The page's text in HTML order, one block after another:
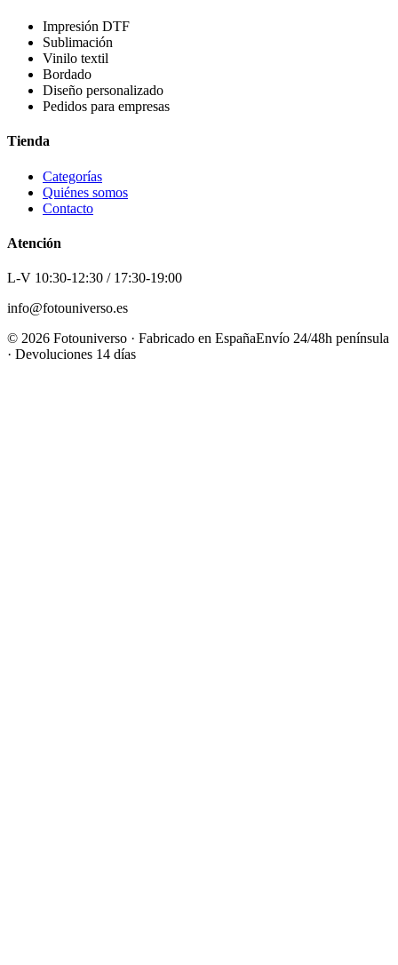
Impresión DTF
Sublimación
Vinilo textil
Bordado
Diseño personalizado
Pedidos para empresas
Tienda
Categorías
Quiénes somos
Contacto
Atención
L-V 10:30-12:30 / 17:30-19:00
info@fotouniverso.es
© 2026 Fotouniverso · Fabricado en EspañaEnvío 24/48h península
· Devoluciones 14 días